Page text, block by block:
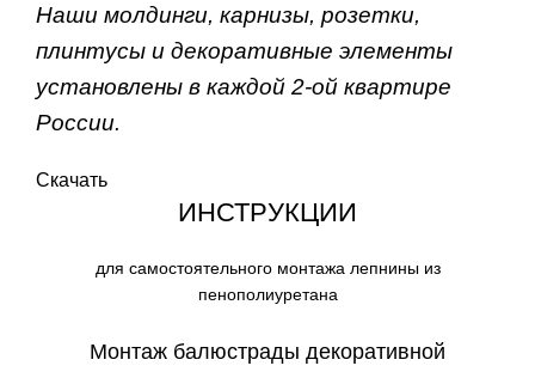
Наши молдинги, карнизы, розетки,
плинтусы и декоративные элементы
установлены в каждой 2-ой квартире
России.
Скачать
ИНСТРУКЦИИ
для самостоятельного монтажа лепнины из
пенополиуретана
Монтаж балюстрады декоративной